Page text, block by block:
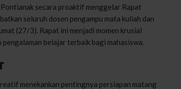
Pontianak secara proaktif menggelar Rapat
seluruh dosen pengampu mata kuliah dan
(27/3). Rapat ini menjadi momen krusial
belajar terbaik bagi mahasiswa.
menekankan pentingnya persiapan matang